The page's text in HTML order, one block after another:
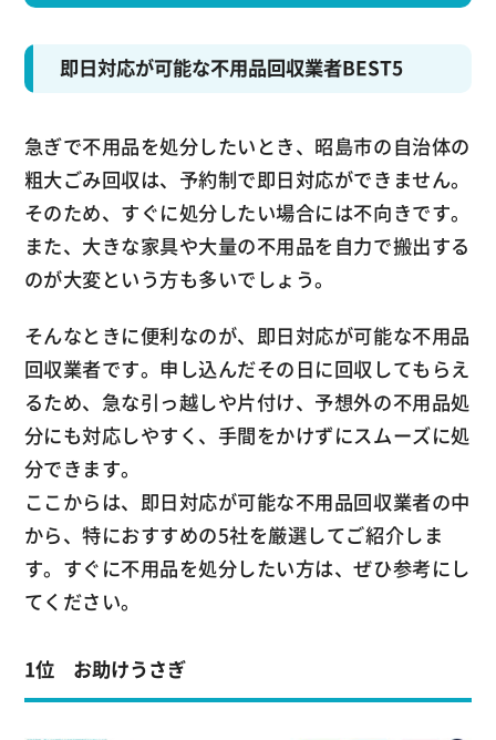
即日対応が可能な不用品回収業者BEST5
急ぎで不用品を処分したいとき、昭島市の自治体の
粗大ごみ回収は、予約制で即日対応ができません。
そのため、すぐに処分したい場合には不向きです。
また、大きな家具や大量の不用品を自力で搬出する
のが大変という方も多いでしょう。
そんなときに便利なのが、即日対応が可能な不用品
回収業者です。申し込んだその日に回収してもらえ
るため、急な引っ越しや片付け、予想外の不用品処
分にも対応しやすく、手間をかけずにスムーズに処
分できます。
ここからは、即日対応が可能な不用品回収業者の中
から、特におすすめの5社を厳選してご紹介しま
す。すぐに不用品を処分したい方は、ぜひ参考にし
てください。
1位 お助けうさぎ